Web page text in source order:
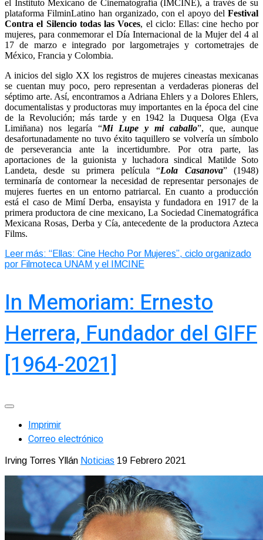
el Instituto Mexicano de Cinematografía (IMCINE), a través de su
plataforma FilminLatino han organizado, con el apoyo del Festival
Contra el Silencio todas las Voces, el ciclo: Ellas: cine hecho por
mujeres, para conmemorar el Día Internacional de la Mujer del 4 al
17 de marzo e integrado por largometrajes y cortometrajes de
México, Francia y Colombia.
A inicios del siglo XX los registros de mujeres cineastas mexicanas
se cuentan muy poco, pero representan a verdaderas pioneras del
séptimo arte. Así, encontramos a Adriana Ehlers y a Dolores Ehlers,
documentalistas y productoras muy importantes en la época del cine
de la Revolución; más tarde y en 1942 la Duquesa Olga (Eva
Limiñana) nos legaría “Mi Lupe y mi caballo”, que, aunque
desafortunadamente no tuvo éxito taquillero se volvería un símbolo
de perseverancia ante la incertidumbre. Por otra parte, las
aportaciones de la guionista y luchadora sindical Matilde Soto
Landeta, desde su primera película “Lola Casanova” (1948)
terminaría de contornear la necesidad de representar personajes de
mujeres fuertes en un entorno patriarcal. En cuanto a producción
está el caso de Mimí Derba, ensayista y fundadora en 1917 de la
primera productora de cine mexicano, La Sociedad Cinematográfica
Mexicana Rosas, Derba y Cía, antecedente de la productora Azteca
Films.
Leer más: “Ellas: Cine Hecho Por Mujeres”, ciclo organizado
por Filmoteca UNAM y el IMCINE
In Memoriam: Ernesto
Herrera, Fundador del GIFF
[1964-2021]
Imprimir
Correo electrónico
Irving Torres Yllán Noticias 19 Febrero 2021